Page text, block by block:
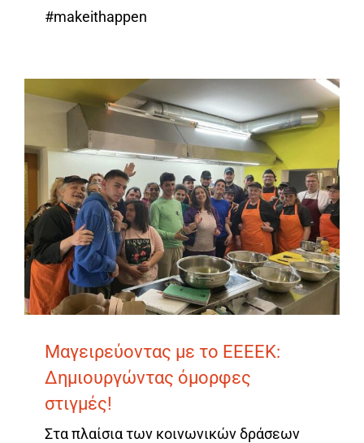
#makeithappen
Μαγειρεύοντας με το ΕΕΕΕΚ:
Δημιουργώντας όμορφες
στιγμές!
Στα πλαίσια των κοινωνικών δράσεων